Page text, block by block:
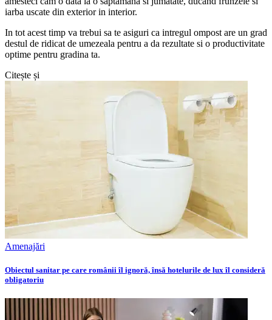
iarba uscate din exterior in interior.
In tot acest timp va trebui sa te asiguri ca intregul ompost are un grad
destul de ridicat de umezeala pentru a da rezultate si o productivitate
optime pentru gradina ta.
Citește și
Amenajări
Obiectul sanitar pe care românii îl ignoră, însă hotelurile de lux îl consideră
obligatoriu